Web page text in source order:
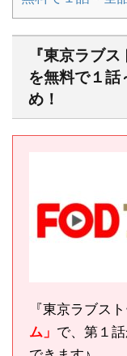
『東京ラブ
を無料で１話
め！
『東京ラブス
ム」 で、第１